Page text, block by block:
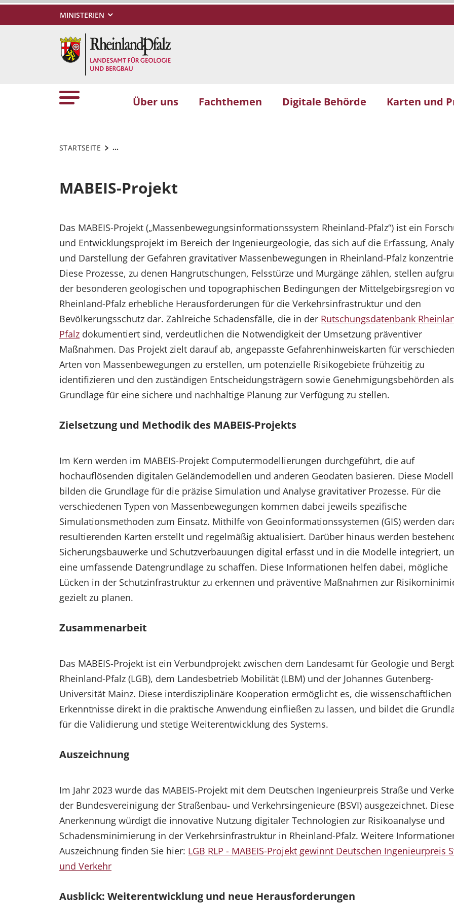
MINISTERIEN
Über uns Fachthemen Digitale Behörde Karten und
STARTSEITE ...
MABEIS-Projekt
Das MABEIS-Projekt („Massenbewegungsinformationssystem Rheinland-Pfalz“) ist ein
und Entwicklungsprojekt im Bereich der Ingenieurgeologie, das sich auf die Erfassung,
und Darstellung der Gefahren gravitativer Massenbewegungen in Rheinland-Pfalz
Diese Prozesse, zu denen Hangrutschungen, Felsstürze und Murgänge zählen, stellen
der besonderen geologischen und topographischen Bedingungen der Mittelgebirgsregion
Rheinland-Pfalz erhebliche Herausforderungen für die Verkehrsinfrastruktur und den
Bevölkerungsschutz dar. Zahlreiche Schadensfälle, die in der Rutschungsdatenbank
Pfalz dokumentiert sind, verdeutlichen die Notwendigkeit der Umsetzung präventiver
Maßnahmen. Das Projekt zielt darauf ab, angepasste Gefahrenhinweiskarten für
Arten von Massenbewegungen zu erstellen, um potenzielle Risikogebiete frühzeitig zu
identifizieren und den zuständigen Entscheidungsträgern sowie Genehmigungsbehörden als
Grundlage für eine sichere und nachhaltige Planung zur Verfügung zu stellen.
Zielsetzung und Methodik des MABEIS-Projekts
Im Kern werden im MABEIS-Projekt Computermodellierungen durchgeführt, die auf
hochauflösenden digitalen Geländemodellen und anderen Geodaten basieren. Diese
bilden die Grundlage für die präzise Simulation und Analyse gravitativer Prozesse. Für die
verschiedenen Typen von Massenbewegungen kommen dabei jeweils spezifische
Simulationsmethoden zum Einsatz. Mithilfe von Geoinformationssystemen (GIS) werden
resultierenden Karten erstellt und regelmäßig aktualisiert. Darüber hinaus werden
Sicherungsbauwerke und Schutzverbauungen digital erfasst und in die Modelle integriert,
eine umfassende Datengrundlage zu schaffen. Diese Informationen helfen dabei, mögliche
Lücken in der Schutzinfrastruktur zu erkennen und präventive Maßnahmen zur
gezielt zu planen.
Zusammenarbeit
Das MABEIS-Projekt ist ein Verbundprojekt zwischen dem Landesamt für Geologie und
Rheinland-Pfalz (LGB), dem Landesbetrieb Mobilität (LBM) und der Johannes Gutenberg-
Universität Mainz. Diese interdisziplinäre Kooperation ermöglicht es, die wissenschaftlichen
Erkenntnisse direkt in die praktische Anwendung einfließen zu lassen, und bildet die
für die Validierung und stetige Weiterentwicklung des Systems.
Auszeichnung
Im Jahr 2023 wurde das MABEIS-Projekt mit dem Deutschen Ingenieurpreis Straße und
der Bundesvereinigung der Straßenbau- und Verkehrsingenieure (BSVI) ausgezeichnet. Diese
Anerkennung würdigt die innovative Nutzung digitaler Technologien zur Risikoanalyse und
Schadensminimierung in der Verkehrsinfrastruktur in Rheinland-Pfalz. Weitere
Auszeichnung finden Sie hier: LGB RLP - MABEIS-Projekt gewinnt Deutschen Ingenieurpreis
und Verkehr
Ausblick: Weiterentwicklung und neue Herausforderungen